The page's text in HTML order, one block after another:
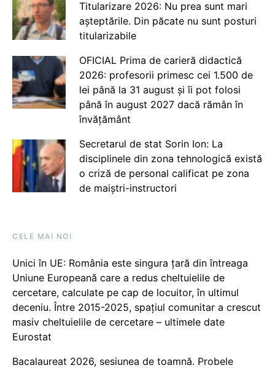
Titularizare 2026: Nu prea sunt mari
așteptările. Din păcate nu sunt posturi
titularizabile
OFICIAL Prima de carieră didactică
2026: profesorii primesc cei 1.500 de
lei până la 31 august și îi pot folosi
până în august 2027 dacă rămân în
învățământ
Secretarul de stat Sorin Ion: La
disciplinele din zona tehnologică există
o criză de personal calificat pe zona
de maiștri-instructori
CELE MAI NOI
Unici în UE: România este singura țară din întreaga
Uniune Europeană care a redus cheltuielile de
cercetare, calculate pe cap de locuitor, în ultimul
deceniu. Între 2015-2025, spațiul comunitar a crescut
masiv cheltuielile de cercetare – ultimele date
Eurostat
Bacalaureat 2026, sesiunea de toamnă. Probele